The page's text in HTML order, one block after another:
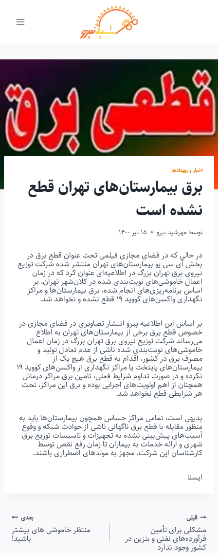
اخبار و رویدادها
برق بیمارستان‌های تهران قطع
نشده است
توسط مهرشید نیرو 15 تیر 1400
در حالی که در فضای مجازی فیلمی تحت عنوان قطع برق در
بخش آی سی یو بیمارستان‌های تهران منتشر شده شرکت توزیع
نیروی برق تهران بزرگ در اطلاعیه‌ای عنوان کرد که در زمان
اعمال خاموشی‌های نوبت‌بندی شده در کلان‌شهر تهران، بر
اساس برنامه‌ریزی‌های انجام شده، برق بیمارستان‌ها و مراکز
نگهداری واکسن‌های کووید ۱۹ قطع نشده و نخواهد شد.
بر اساس این اطلاعیه پیرو انتشار تصاویری در فضای مجازی در
خصوص قطع برق برخی از بیمارستان‌های تهران به اطلاع
می‌رساند شرکت توزیع نیروی برق تهران بزرگ در زمان اعمال
خاموشی‌های نوبت‌بندی شده ناشی از عدم تعادل تولید و
مصرف برق در کشور، اقدام به قطع برق هیچ یک از
بیمارستان‌های پایتخت یا مراکز نگهداری از واکسن‌های کووید ۱۹
نکرده و در صورت تداوم شرایط فعلی، تامین برق مراکز درمانی
همچنان از اهم اولویت‌های اجرایی بوده و برق این مراکز، تحت
هر شرایطی قطع نخواهد شد.
بدیهی است، تمامی مراکز حساس همچون بیمارستان‌ها باید به
منظور مقابله با قطع برق ناگهانی ناشی از حوادث شبکه و وقوع
آسیب‌های پیش‌بینی نشده به تجهیزات و تاسیسات توزیع برق
شهری و ارائه خدمات به بیماران تا زمان رفع نقص توسط
کارشناسان این شرکت، مجهز به مولدهای اضطراری باشند.
ایسنا
راهبری
نوشته
قبلی
مشکلی برای تأمین
فرآورده‌های نفتی و بنزین در
کشور وجود ندارد
بعدی
منتظر خاموشی های بیشتر
باشید!